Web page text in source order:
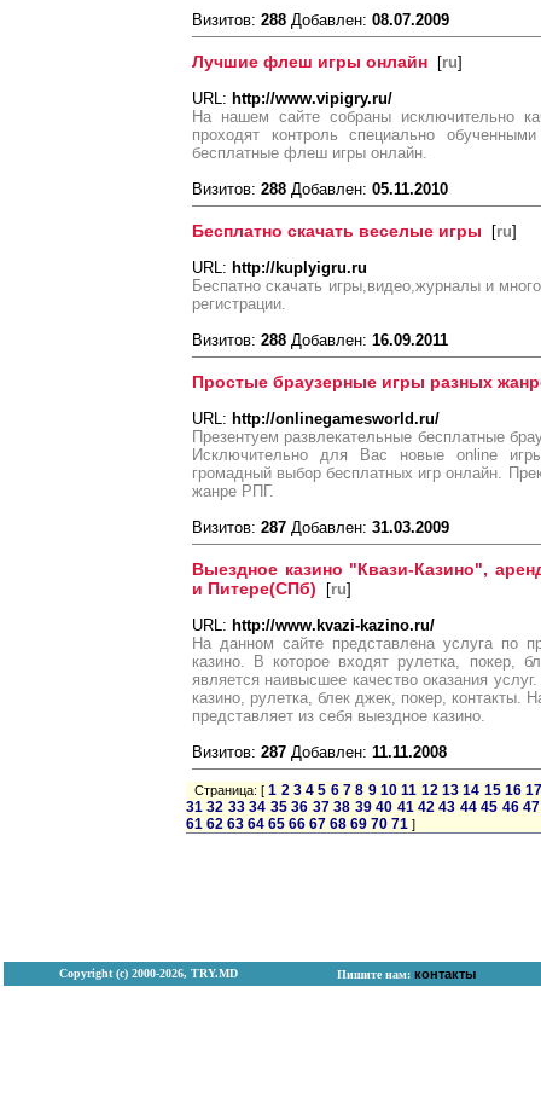
Визитов: 288 Добавлен: 08.07.2009
Лучшие флеш игры онлайн [ru]
URL: http://www.vipigry.ru/
На нашем сайте собраны исключительно
проходят контроль специально
бесплатные флеш игры онлайн.
Визитов: 288 Добавлен: 05.11.2010
Бесплатно скачать веселые игры [ru]
URL: http://kuplyigru.ru
Беспатно скачать игры,видео,журналы и
регистрации.
Визитов: 288 Добавлен: 16.09.2011
Простые браузерные игры разных
URL: http://onlinegamesworld.ru/
Презентуем развлекательные бесплатные
Исключительно для Вас новые online
громадный выбор бесплатных игр онлайн.
жанре РПГ.
Визитов: 287 Добавлен: 31.03.2009
Выездное казино "Квази-Казино",
и Питере(СПб) [ru]
URL: http://www.kvazi-kazino.ru/
На данном сайте представлена услуга по
казино. В которое входят рулетка, покер,
является наивысшее качество оказания
казино, рулетка, блек джек, покер, контакты.
представляет из себя выездное казино.
Визитов: 287 Добавлен: 11.11.2008
Страница: [1 2 3 4 5 6 7 8 9 10 11 12 13 14 15 16
31 32 33 34 35 36 37 38 39 40 41 42 43 44 45 46 47
61 62 63 64 65 66 67 68 69 70 71 ]
Copyright (с) 2000-2026, TRY.MD Пишите нам: контакты